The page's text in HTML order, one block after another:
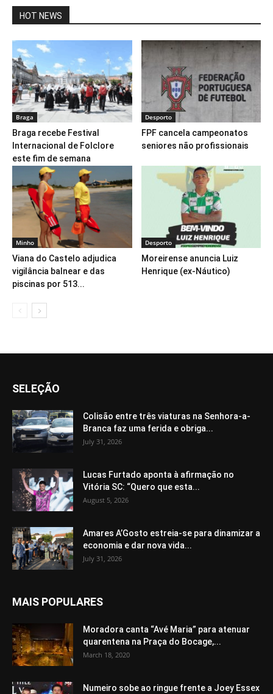
HOT NEWS
Braga
Braga recebe Festival
Internacional de Folclore
este fim de semana
Desporto
FPF cancela campeonatos
seniores não profissionais
Minho
Viana do Castelo adjudica
vigilância balnear e das
piscinas por 513...
Desporto
Moreirense anuncia Luiz
Henrique (ex-Náutico)
SELEÇÃO
Colisão entre três viaturas na Senhora-a-
Branca faz uma ferida e obriga...
July 31, 2026
Lucas Furtado aponta à afirmação no
Vitória SC: “Quero que esta...
August 5, 2026
Amares A’Gosto estreia-se para dinamizar a
economia e dar nova vida...
July 31, 2026
MAIS POPULARES
Moradora canta “Avé Maria” para atenuar
quarentena na Praça do Bocage,...
March 18, 2020
Numeiro sobe ao ringue frente a Joey Essex